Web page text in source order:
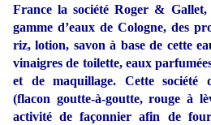
France la société Roger &
gamme d’eaux de Cologne, des
riz, lotion, savon à base de cette
vinaigres de toilette, eaux
et de maquillage. Cette société
(flacon goutte-à-goutte, rouge à
activité de façonnier afin de